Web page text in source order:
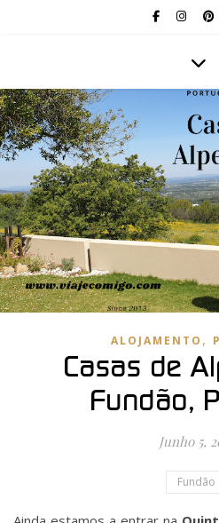
ALOJAMENTO ,
Casas de
Fundão,
Junho 5,
Fundão